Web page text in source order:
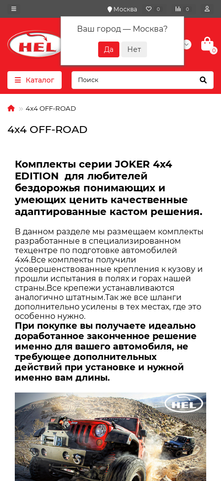
Москва
Ваш город — Москва?
0 0
+7(901) 417-10-01
0
Каталог
4x4 OFF-ROAD
4x4 OFF-ROAD
Комплекты серии JOKER 4х4
EDITION для любителей
бездорожья понимающих и
умеющих ценить качественные
адаптированные кастом решения.
В данном разделе мы размещаем комплекты
разработанные в специализированном
техцентре по подготовке автомобилей
4х4.Все комплекты получили
усовершенствованные крепления к кузову и
прошли испытания в полях и горах нашей
страны.Все крепежи устанавливаются
аналогично штатным.Так же все шланги
дополнительно усилены в тех местах, где это
особенно нужно.
При покупке вы получаете идеально
доработанное законченное решение
именно для вашего автомобиля, не
требующее дополнительных
действий при установке и нужной
именно вам длины.